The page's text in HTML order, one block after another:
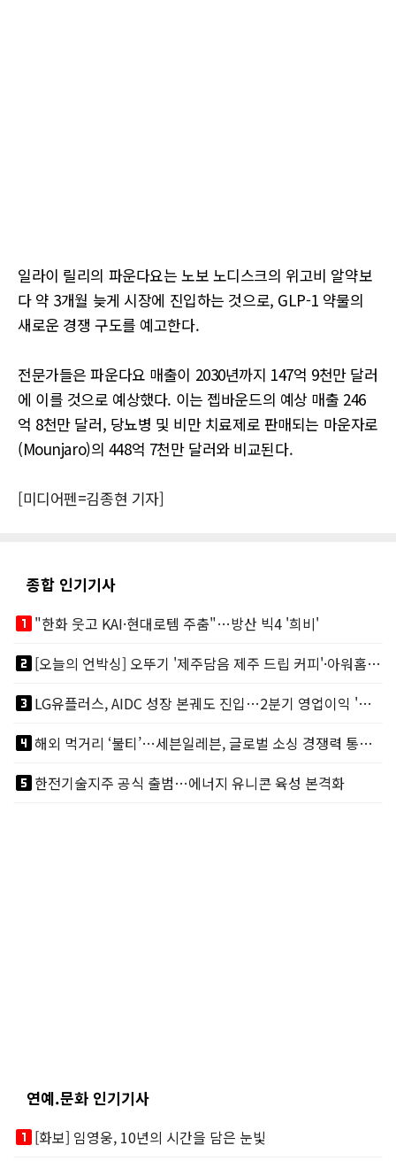
일라이 릴리의 파운다요는 노보 노디스크의 위고비 알약보
다 약 3개월 늦게 시장에 진입하는 것으로, GLP-1 약물의
새로운 경쟁 구도를 예고한다.
전문가들은 파운다요 매출이 2030년까지 147억 9천만 달러
에 이를 것으로 예상했다. 이는 젭바운드의 예상 매출 246
억 8천만 달러, 당뇨병 및 비만 치료제로 판매되는 마운자로
(Mounjaro)의 448억 7천만 달러와 비교된다.
[미디어펜=김종현 기자]
종합 인기기사
looks_one"한화 웃고 KAI·현대로템 주춤"…방산 빅4 '희비'
looks_two
[오늘의 언박싱] 오뚜기 '제주담음 제주 드립 커피'·아워홈 ‘갓석박지’ 外
looks_3
LG유플러스, AIDC 성장 본궤도 진입…2분기 영업이익 '역대 최대'
looks_4
해외 먹거리 ‘불티’…세븐일레븐, 글로벌 소싱 경쟁력 통했다
looks_5한전기술지주 공식 출범…에너지 유니콘 육성 본격화
연예.문화 인기기사
looks_one[화보] 임영웅, 10년의 시간을 담은 눈빛